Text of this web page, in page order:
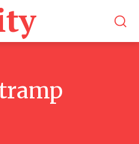
tramp